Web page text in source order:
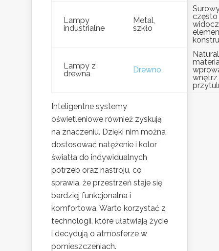
Lampy
industrialne
Metal,
szkło
często
Lampy z
drewna
Drewno
wnętrz
Inteligentne systemy
oświetleniowe również zyskują
na znaczeniu. Dzięki nim można
dostosować natężenie i kolor
światła do indywidualnych
potrzeb oraz nastroju, co
sprawia, że przestrzeń staje się
bardziej funkcjonalna i
komfortowa. Warto korzystać z
technologii, które ułatwiają życie
i decydują o atmosferze w
pomieszczeniach.